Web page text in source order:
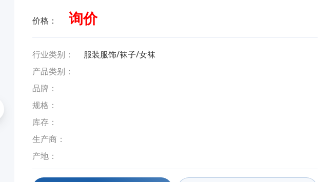
价格： 询价
行业类别：
服装服饰/袜子/女袜
产品类别：
品牌：
规格：
库存：
生产商：
产地：